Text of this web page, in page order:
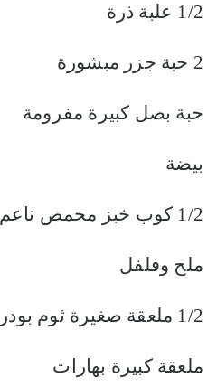
1/2 علبة ذرة
2 حبة جزر مبشورة
حبة بصل كبيرة مفرومة
بيضة
1/2 كوب خبز محمص ناعم
ملح وفلفل
1/2 ملعقة صغيرة ثوم بودرة
ملعقة كبيرة بهارات